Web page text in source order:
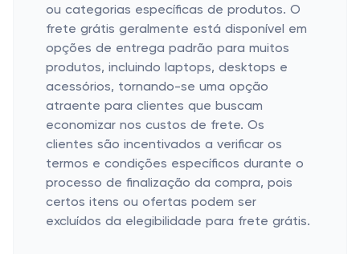
ou categorias específicas de produtos. O
frete grátis geralmente está disponível em
opções de entrega padrão para muitos
produtos, incluindo laptops, desktops e
acessórios, tornando-se uma opção
atraente para clientes que buscam
economizar nos custos de frete. Os
clientes são incentivados a verificar os
termos e condições específicos durante o
processo de finalização da compra, pois
certos itens ou ofertas podem ser
excluídos da elegibilidade para frete grátis.